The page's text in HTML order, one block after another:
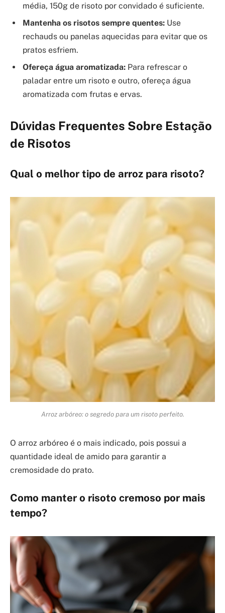
média, 150g de risoto por convidado é suficiente.
Mantenha os risotos sempre quentes: Use
rechauds ou panelas aquecidas para evitar que os
pratos esfriem.
Ofereça água aromatizada: Para refrescar o
paladar entre um risoto e outro, ofereça água
aromatizada com frutas e ervas.
Dúvidas Frequentes Sobre Estação
de Risotos
Qual o melhor tipo de arroz para risoto?
Arroz arbóreo: o segredo para um risoto perfeito.
O arroz arbóreo é o mais indicado, pois possui a
quantidade ideal de amido para garantir a
cremosidade do prato.
Como manter o risoto cremoso por mais
tempo?